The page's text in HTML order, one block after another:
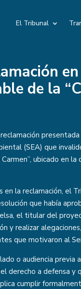
El Tribunal
de la
(SEA) que
ubicado en la
la reclamación, el
que había
el titular del
y realizar
que motivaron al
o audiencia
derecho a defensa y
cumplir